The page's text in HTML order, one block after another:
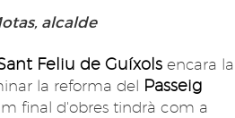
alcalde
Feliu de Guíxols encara la
la reforma del Passeig
final d'obres tindrà com a